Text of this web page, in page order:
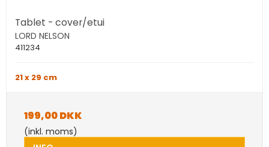
Tablet - cover/etui
LORD NELSON
411234
21 x 29 cm
199,00 DKK
(inkl. moms)